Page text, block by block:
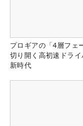
プロギアの「4層フェ
切り開く高初速ドラ
新時代